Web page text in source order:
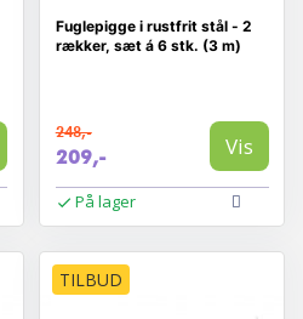
Fuglepigge i rustfrit stål - 2
rækker, sæt á 6 stk. (3 m)
248,-
209,- Vis
På lager
TILBUD